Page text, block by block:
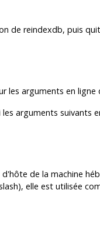
de reindexdb, puis
les arguments en
les arguments suivants
d'hôte de la machine
elle est utilisée